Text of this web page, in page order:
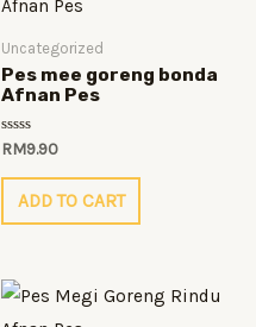
Uncategorized
Pes mee goreng bonda
Afnan Pes
Rated
out
RM9.90
ADD TO CART